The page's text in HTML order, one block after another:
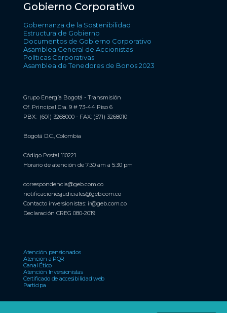
Gobierno Corporativo
Gobernanza de la Sostenibilidad
Estructura de Gobierno
Documentos de Gobierno Corporativo
Asamblea General de Accionistas
Políticas Corporativas
Asamblea de Tenedores de Bonos 2023
Grupo Energía Bogotá - Transmisión
Of. Principal Cra. 9 # 73-44 Piso 6
PBX: (601) 3268000 - FAX: (571) 3268010
Bogotá D.C., Colombia
Código Postal 110221
Horario de atención de 7:30 am a 5:30 pm
correspondencia@geb.com.co
notificacionesjudiciales@geb.com.co
Contacto inversionistas: ir@geb.com.co
Declaración CREG 080-2019
Atención pensionados
Atención a PQR
Canal Ético
Atención Inversionistas
Certificado de accesibilidad web
Participa
El Reconocimiento Emisores – IR otorgado por la Bolsa de Valores de